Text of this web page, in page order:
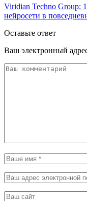
Viridian Techno Group:
нейросети в
Оставьте ответ
Ваш электронный